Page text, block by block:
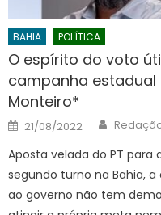
BAHIA POLÍTICA
O espírito do voto
campanha estadual
Monteiro*
Posted
on
21/08/2022 Author
Aposta velada do PT para
segundo turno na Bahia,
ao governo não tem